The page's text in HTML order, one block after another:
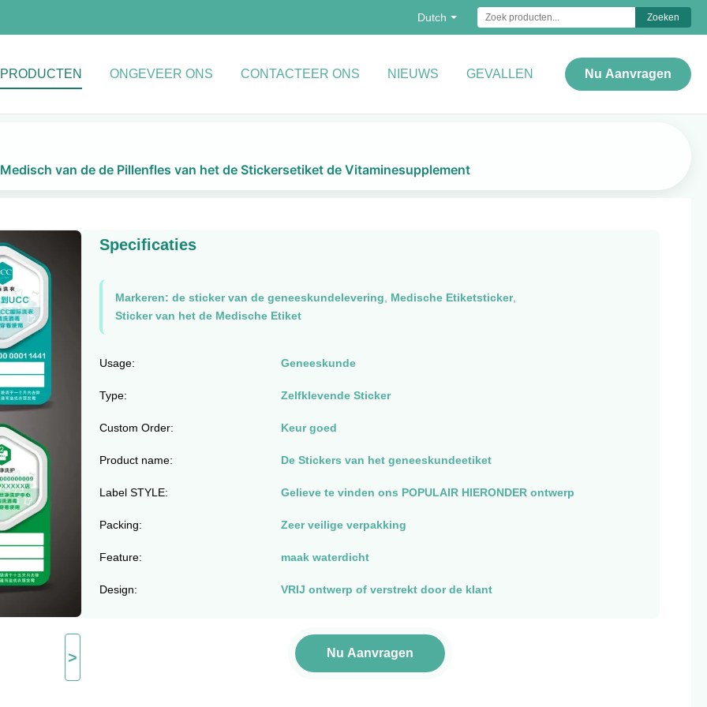
Dutch Zoeken
PRODUCTEN ONGEVEER ONS CONTACTEER ONS NIEUWS GEVALLEN Nu Aanvragen
van de de Pillenfles van het de Stickersetiket de Vitaminesupplement
>
Specificaties
Markeren: de sticker van de geneeskundelevering Medische Etiketsticker,
Sticker van het de Medische Etiket
Usage: Geneeskunde
Type: Zelfklevende Sticker
Custom Order: Keur goed
Product name: De Stickers van het geneeskundeetiket
Label STYLE: Gelieve te vinden ons POPULAIR HIERONDER ontwerp
Packing: Zeer veilige verpakking
Feature: maak waterdicht
Design: VRIJ ontwerp of verstrekt door de klant
Nu Aanvragen